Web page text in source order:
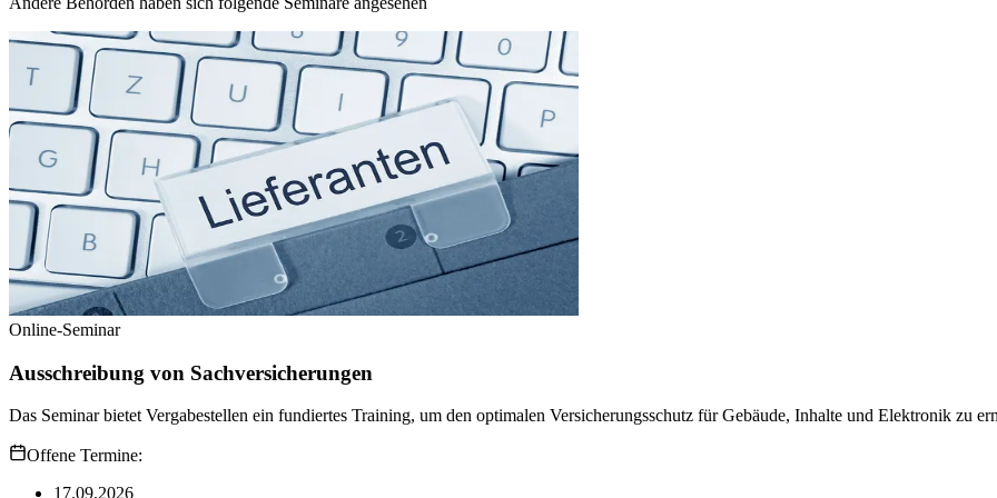
Online-Seminar
Ausschreibung von Sachversicherungen
Das Seminar bietet Vergabestellen ein fundiertes Training, um den optimalen Versicherungsschutz für Gebäude, Inhalte und Elektronik zu
Offene Termine:
17.09.2026